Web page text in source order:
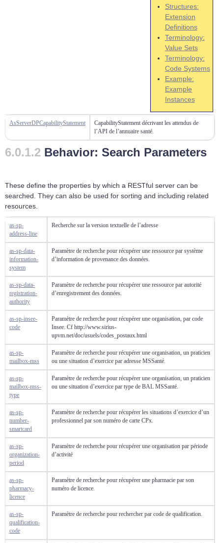
Structures:
Extension
Definitions
Terminology:
Value Sets
Terminology:
Code Systems
Example:
Example
Instances
AsServerDPCapabilityStatement
CapabilityStatement décrivant les attendus de
l’API de l’annuaire santé.
Behavior: Search Parameters
These define the properties by which a RESTful server can be
searched. They can also be used for sorting and including related
resources.
as-sp-
address-line
Recherche sur la version textuelle de l’adresse
as-sp-data-
information-
system
Paramètre de recherche pour récupérer une ressource par système
d’information de provenance des données.
as-sp-data-
registration-
authority
Paramètre de recherche pour récupérer une ressource par autorité
d’enregistrement des données.
as-sp-insee-
code
Paramètre de recherche pour récupérer une organisation, par code
Insee. Cf http://www.sirius-
upvm.net/doc/usuels/codes_postaux.html
as-sp-
mailbox-mss
Paramètre de recherche pour récupérer une organisation, un praticien
ou une situation d’exercice par adresse MSSanté.
as-sp-
mailbox-mss-
type
Paramètre de recherche pour récupérer une organisation, un praticien
ou une situation d’exercice par type de BAL MSSanté.
as-sp-
number-
smartcard
Paramètre de recherche pour récupérer les situations d’exercice d’un
professionnel par son numéro de carte CPx.
as-sp-
organization-
period
Paramètre de recherche pour récupérer une organisation par période
d’activité
as-sp-
pharmacy-
licence
Paramètre de recherche pour récupérer une pharmacie par son
numéro de licence.
as-sp-
qualification-
code
Paramètre de recherche pour rechercher par code de qualification.